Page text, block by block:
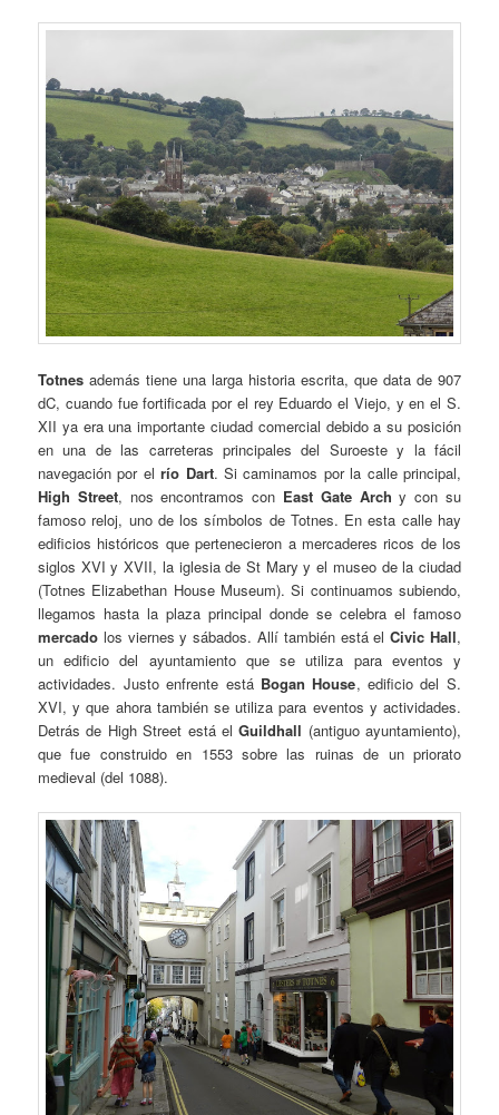
Totnes además tiene una larga historia escrita, que data de 907
dC, cuando fue fortificada por el rey Eduardo el Viejo, y en el S.
XII ya era una importante ciudad comercial debido a su posición
en una de las carreteras principales del Suroeste y la fácil
navegación por elrío Dart. Si caminamos por la calle principal,
High Street, nos encontramos con East Gate Arch y con su
famoso reloj, uno de los símbolos de Totnes. En esta calle hay
edificios históricos que pertenecieron a mercaderes ricos de los
siglos XVI y XVII, la iglesia de St Mary y el museo de la ciudad
(Totnes Elizabethan House Museum). Si continuamos subiendo,
llegamos hasta la plaza principal donde se celebra el famoso
mercado los viernes y sábados. Allí también está elCivic Hall,
un edificio del ayuntamiento que se utiliza para eventos y
actividades. Justo enfrente está Bogan House, edificio del S.
XVI, y que ahora también se utiliza para eventos y actividades.
Detrás de High Street está elGuildhall (antiguo ayuntamiento),
que fue construido en 1553 sobre las ruinas de un priorato
medieval (del 1088).